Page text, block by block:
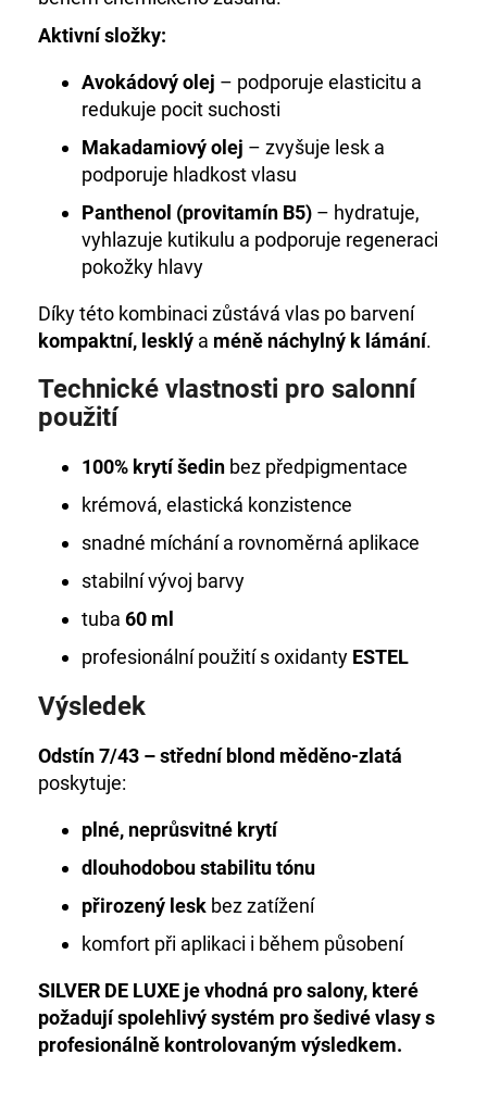
Aktivní složky:
Avokádový olej – podporuje elasticitu a
redukuje pocit suchosti
Makadamiový olej – zvyšuje lesk a
podporuje hladkost vlasu
Panthenol (provitamín B5) – hydratuje,
vyhlazuje kutikulu a podporuje regeneraci
pokožky hlavy
Díky této kombinaci zůstává vlas po barvení
kompaktní, lesklý a méně náchylný k lámání.
Technické vlastnosti pro salonní
použití
100% krytí šedin bez předpigmentace
krémová, elastická konzistence
snadné míchání a rovnoměrná aplikace
stabilní vývoj barvy
tuba 60 ml
profesionální použití s oxidanty ESTEL
Výsledek
Odstín 7/43 – střední blond měděno-zlatá
poskytuje:
plné, neprůsvitné krytí
dlouhodobou stabilitu tónu
přirozený lesk bez zatížení
komfort při aplikaci i během působení
SILVER DE LUXE je vhodná pro salony, které
požadují spolehlivý systém pro šedivé vlasy s
profesionálně kontrolovaným výsledkem.